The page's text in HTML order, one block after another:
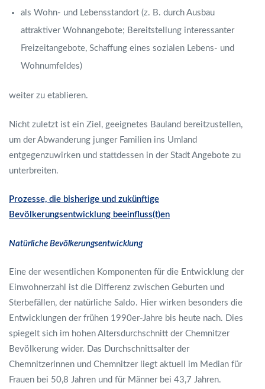
als Wohn- und Lebensstandort (z. B. durch Ausbau
attraktiver Wohnangebote; Bereitstellung interessanter
Freizeitangebote, Schaffung eines sozialen Lebens- und
Wohnumfeldes)
weiter zu etablieren.
Nicht zuletzt ist ein Ziel, geeignetes Bauland bereitzustellen,
um der Abwanderung junger Familien ins Umland
entgegenzuwirken und stattdessen in der Stadt Angebote zu
unterbreiten.
Prozesse, die bisherige und zukünftige
Bevölkerungsentwicklung beeinfluss(t)en
Natürliche Bevölkerungsentwicklung
Eine der wesentlichen Komponenten für die Entwicklung der
Einwohnerzahl ist die Differenz zwischen Geburten und
Sterbefällen, der natürliche Saldo. Hier wirken besonders die
Entwicklungen der frühen 1990er-Jahre bis heute nach. Dies
spiegelt sich im hohen Altersdurchschnitt der Chemnitzer
Bevölkerung wider. Das Durchschnittsalter der
Chemnitzerinnen und Chemnitzer liegt aktuell im Median für
Frauen bei 50,8 Jahren und für Männer bei 43,7 Jahren.